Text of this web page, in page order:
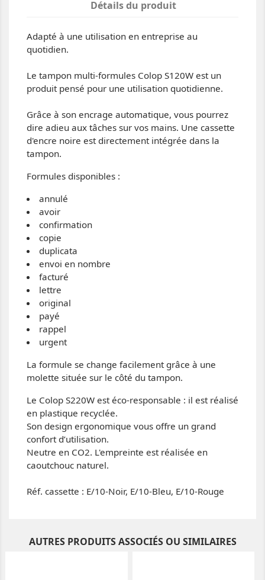
Détails du produit
Adapté à une utilisation en entreprise au
quotidien.
Le tampon multi-formules Colop S120W est un
produit pensé pour une utilisation quotidienne.
Grâce à son encrage automatique, vous pourrez
dire adieu aux tâches sur vos mains. Une cassette
d'encre noire est directement intégrée dans la
tampon.
Formules disponibles :
annulé
avoir
confirmation
copie
duplicata
envoi en nombre
facturé
lettre
original
payé
rappel
urgent
La formule se change facilement grâce à une
molette située sur le côté du tampon.
Le Colop S220W est éco-responsable : il est réalisé
en plastique recyclée.
Son design ergonomique vous offre un grand
confort d’utilisation.
Neutre en CO2. L'empreinte est réalisée en
caoutchouc naturel.
Réf. cassette : E/10-Noir, E/10-Bleu, E/10-Rouge
AUTRES PRODUITS ASSOCIÉS OU SIMILAIRES